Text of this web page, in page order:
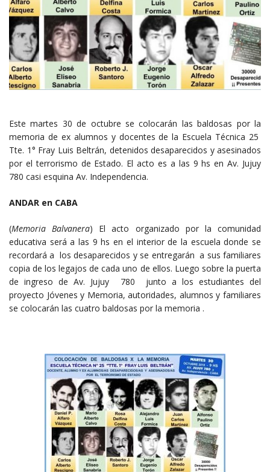
Este martes 30 de octubre se colocarán las baldosas por la
memoria de ex alumnos y docentes de la Escuela Técnica 25
Tte. 1° Fray Luis Beltrán, detenidos desaparecidos y asesinados
por el terrorismo de Estado. El acto es a las 9 hs en Av. Jujuy
780 casi esquina Av. Independencia.
ANDAR en CABA
(Memoria Balvanera) El acto organizado por la comunidad
educativa será a las 9 hs en el interior de la escuela donde se
recordará a los desaparecidos y se entregarán a sus familiares
copia de los legajos de cada uno de ellos. Luego sobre la puerta
de ingreso de Av. Jujuy 780 junto a los estudiantes del
proyecto Jóvenes y Memoria, autoridades, alumnos y familiares
se colocarán las cuatro baldosas por la memoria .